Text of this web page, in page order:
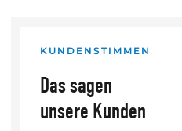
KUNDENSTIMMEN
Das sagen
unsere Kunden